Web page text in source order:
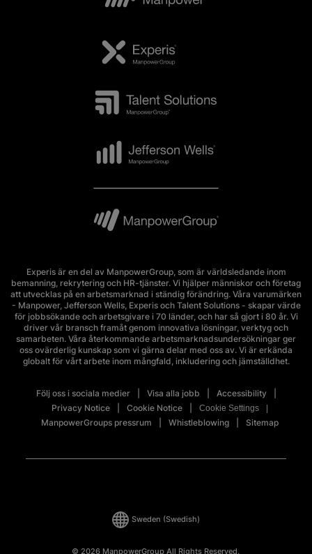
Experis är en del av ManpowerGroup, som är världsledande inom
bemanning, rekrytering och HR-tjänster. Vi hjälper människor och företag
att utvecklas på en arbetsmarknad i ständig förändring. Våra varumärken
- Manpower, Jefferson Wells, Experis och Talent Solutions - skapar värde
för jobbsökande och arbetsgivare i 70 länder, och har så gjort i 80 år. Vi
driver vår bransch framåt genom innovativa lösningar, verktyg och
samarbeten. Våra återkommande arbetsmarknadsundersökningar ger
oss ovärderlig kunskap som vi gärna delar med oss av. Vi är erkända
globalt för vårt arbete inom mångfald, inkludering och jämställdhet.
Följ oss i sociala medier Visa alla jobb
Accessibility
Privacy Notice
Cookie Notice Cookie Settings
ManpowerGroups pressrum Whistleblowing Sitemap
© 2026 ManpowerGroup All Rights Reserved.
Sweden (Swedish)